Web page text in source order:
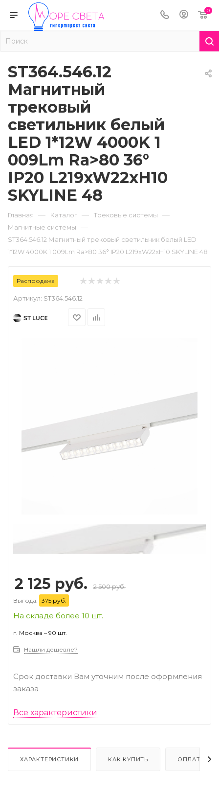
0
ST364.546.12
Магнитный
трековый
светильник белый
LED 1*12W 4000K 1
009Lm Ra>80 36°
IP20 L219xW22xH10
SKYLINE 48
Главная — Каталог — Трековые системы —
Магнитные системы —
ST364.546.12 Магнитный трековый светильник белый LED
1*12W 4000K 1 009Lm Ra>80 36° IP20 L219xW22xH10 SKYLINE 48
Распродажа
Артикул: ST364.546.12
Next
2 125 руб. 2 500 руб.
Выгода: 375 руб.
На складе более 10 шт.
г. Москва – 90 шт.
Нашли дешевле?
Срок доставки Вам уточним после оформления
заказа
Все характеристики
ХАРАКТЕРИСТИКИ КАК КУПИТЬ ОПЛАТА